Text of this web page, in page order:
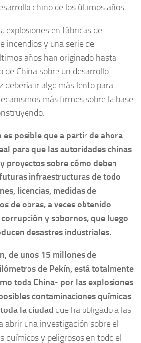
chino de los últimos años.
explosiones en fábricas de
incendios y una serie de
años han originado hasta
de China sobre un desarrollo
debería ir algo más lento para
más firmes sobre la base
es posible que a partir de ahora
para que las autoridades chinas
proyectos sobre cómo deben
infraestructuras de todo
licencias, medidas de
de obras, a veces obtenido
y sobornos, que luego
desastres industriales.
de unos 15 millones de
de Pekín, está totalmente
toda China- por las explosiones
contaminaciones químicas
la ciudad que ha obligado a las
abrir una investigación sobre el
químicos y peligrosos en todo el